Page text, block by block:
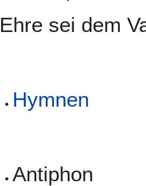
Ehre sei dem
Hymnen
Antiphon